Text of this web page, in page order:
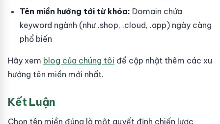
Tên miền hướng tới từ khóa: Domain chứa
keyword ngành (như .shop, .cloud, .app) ngày càng
phổ biến
Hãy xem blog của chúng tôi để cập nhật thêm các xu
hướng tên miền mới nhất.
Kết Luận
Chọn tên miền đúng là một quyết định chiến lược